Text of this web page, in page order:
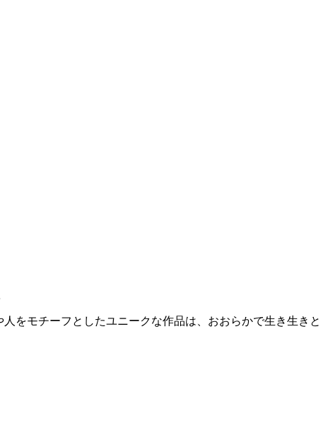
人をモチーフとしたユニークな作品は、おおらかで生き生きと